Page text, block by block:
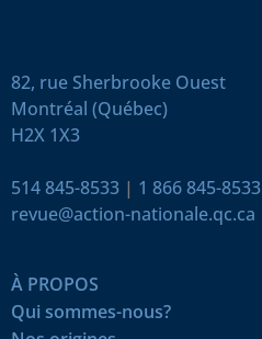
82, rue Sherbrooke Ouest
Montréal (Québec)
H2X 1X3
514 845-8533 | 1 866 845-8533
revue@action-nationale.qc.ca
À PROPOS
Qui sommes-nous?